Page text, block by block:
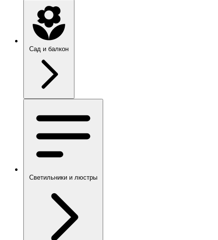
Сад и балкон
Светильники и люстры